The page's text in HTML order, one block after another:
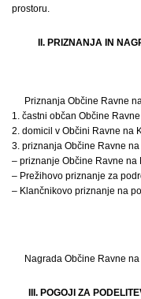
prostoru.
II. PRIZNANJA IN
Priznanja Občine Ravne
1. častni občan Občine
2. domicil v Občini Ravne na
3. priznanja Občine Ravne
– priznanje Občine Ravne na
– Prežihovo priznanje za
– Klančnikovo priznanje na
Nagrada Občine Ravne
III. POGOJI ZA